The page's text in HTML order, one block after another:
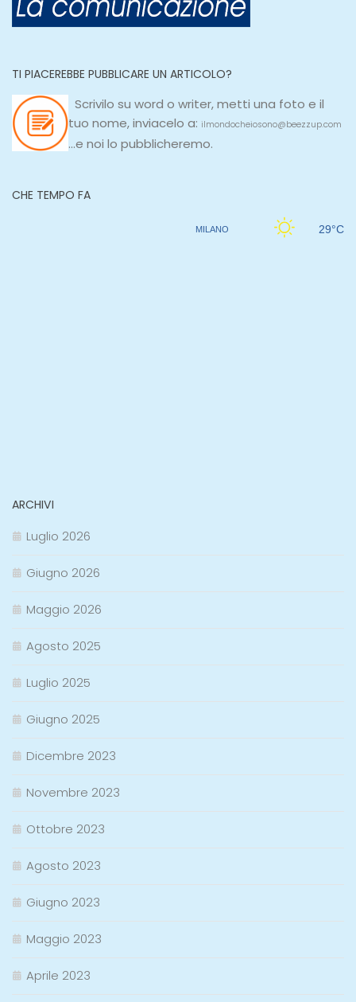
TI PIACEREBBE PUBBLICARE UN ARTICOLO?
Scrivilo su word o writer, metti una foto e il
tuo nome, inviacelo a: ilmondocheiosono@beezzup.com
...e noi lo pubblicheremo.
CHE TEMPO FA
ARCHIVI
Luglio 2026
Giugno 2026
Maggio 2026
Agosto 2025
Luglio 2025
Giugno 2025
Dicembre 2023
Novembre 2023
Ottobre 2023
Agosto 2023
Giugno 2023
Maggio 2023
Aprile 2023